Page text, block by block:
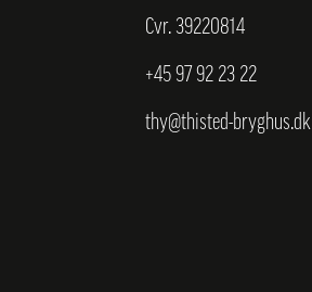
Cvr. 39220814
+4597 92 23 22
thy@thisted-bryghus.dk